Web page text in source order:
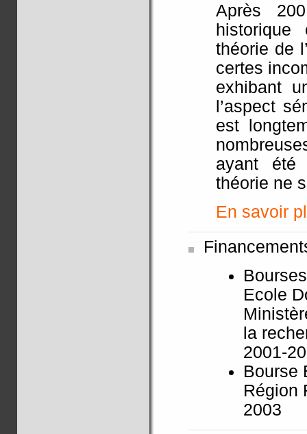
Après
théorie de
certes
exhibant
l’aspect
est
ayant été
théorie ne
En savoir
Ecole
la
2001-
Bourse
Région
2003